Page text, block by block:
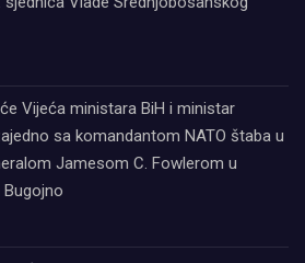
Vijeća ministara BiH i ministar
sa komandantom NATO štaba u
Jamesom C. Fowlerom u